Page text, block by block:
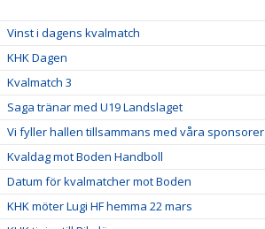
Vinst i dagens kvalmatch
KHK Dagen
Kvalmatch 3
Saga tränar med U19 Landslaget
Vi fyller hallen tillsammans med våra sponsorer
Kvaldag mot Boden Handboll
Datum för kvalmatcher mot Boden
KHK möter Lugi HF hemma 22 mars